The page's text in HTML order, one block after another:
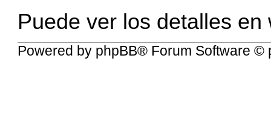
Puede ver los detalles en
Powered by phpBB® Forum Software ©